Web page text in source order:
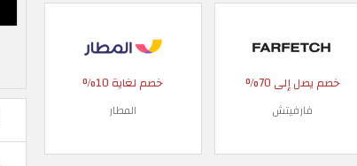
خصم يصل إلى 70%
فارفيتش
خصم لغاية 10%
المطار